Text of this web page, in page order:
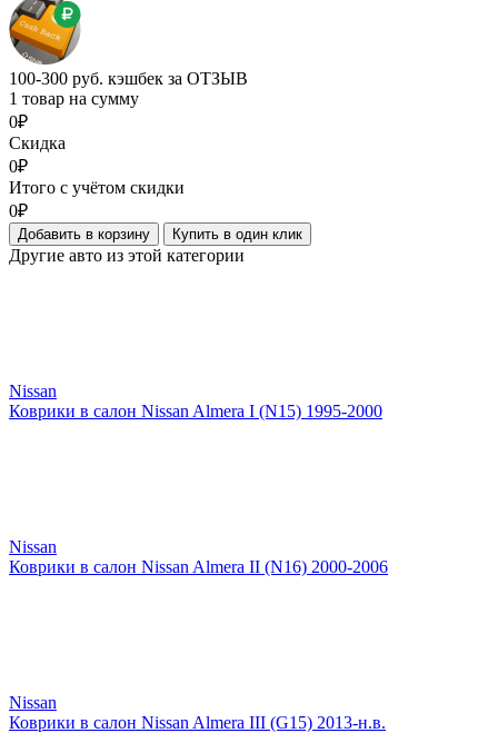
100-300 руб. кэшбек за ОТЗЫВ
1 товар на сумму
0₽
Скидка
0₽
Итого с учётом скидки
0₽
Добавить в корзину Купить в один клик
Другие авто из этой категории
Nissan
Коврики в салон Nissan Almera I (N15) 1995-2000
Nissan
Коврики в салон Nissan Almera II (N16) 2000-2006
Nissan
Коврики в салон Nissan Almera III (G15) 2013-н.в.